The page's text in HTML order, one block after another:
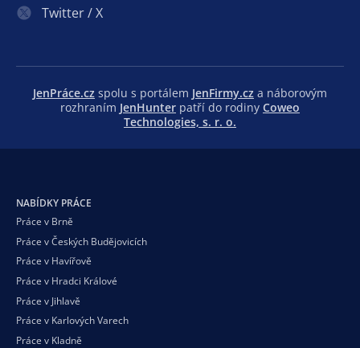
Twitter / X
JenPráce.cz spolu s portálem JenFirmy.cz a náborovým
rozhraním JenHunter patří do rodiny Coweo
Technologies, s. r. o.
NABÍDKY PRÁCE
Práce v Brně
Práce v Českých Budějovicích
Práce v Havířově
Práce v Hradci Králové
Práce v Jihlavě
Práce v Karlových Varech
Práce v Kladně